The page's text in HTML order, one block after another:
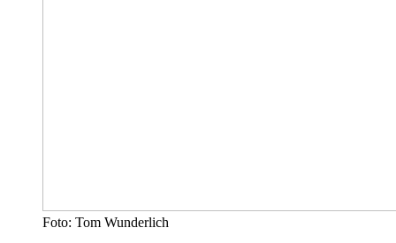
Foto: Tom Wunderlich